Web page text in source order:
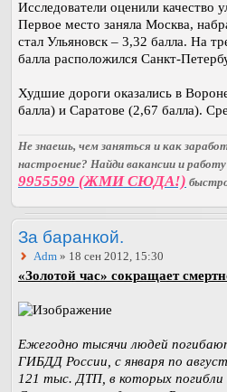
Исследователи оценили качество
Первое место заняла Москва,
стал Ульяновск – 3,32 балла. На
балла расположился Санкт-
Худшие дороги оказались в
балла) и Саратове (2,67 балла).
Не знаешь, чем заняться и как
настроение? Найди вакансии и
9955599 (ЖМИ СЮДА!)
За баранкой.
Adm » 18 сен 2012, 15:30
«Золотой час» сокращает
Ежегодно тысячи людей
ГИБДД России, с января по
121 тыс. ДТП, в которых погибли